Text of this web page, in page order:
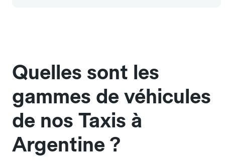
Quelles sont les
gammes de véhicules
de nos Taxis à
Argentine ?